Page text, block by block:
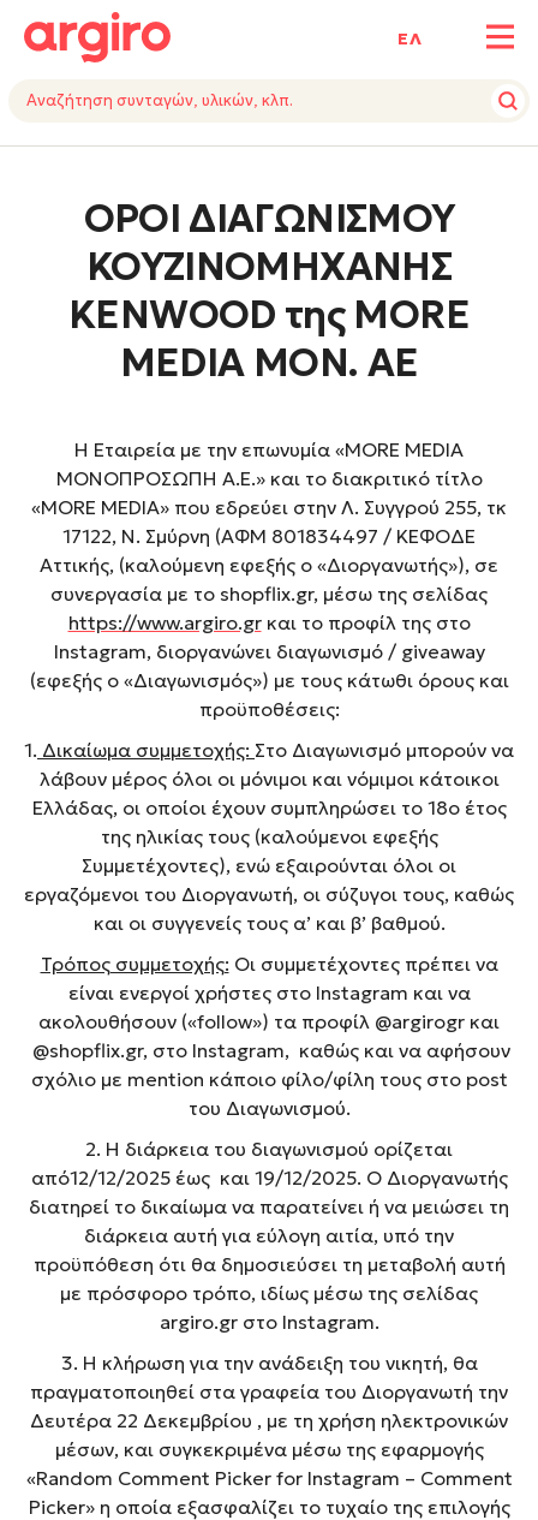
ΕΛ
ΟΡΟΙ ΔΙΑΓΩΝΙΣΜΟΥ
ΚΟΥΖΙΝΟΜΗΧΑΝΗΣ
ΚΕΝWOOD της ΜΟRE
MEDIA ΜΟΝ. AE
Η Εταιρεία με την επωνυμία «MΟRE MEDIA
ΜΟΝΟΠΡΟΣΩΠΗ Α.Ε.» και το διακριτικό τίτλο
«MΟRE MEDIA» που εδρεύει στην Λ. Συγγρού 255, τκ
17122, Ν. Σμύρνη (ΑΦΜ 801834497 / ΚΕΦΟΔΕ
Αττικής, (καλούμενη εφεξής ο «Διοργανωτής»), σε
συνεργασία με το shopflix.gr, μέσω της σελίδας
https://www.argiro.grκαι το προφίλ της στο
Instagram, διοργανώνει διαγωνισμό / giveaway
(εφεξής ο «Διαγωνισμός») με τους κάτωθι όρους και
προϋποθέσεις:
1. Δικαίωμα συμμετοχής: Στο Διαγωνισμό μπορούν να
λάβουν μέρος όλοι οι μόνιμοι και νόμιμοι κάτοικοι
Ελλάδας, οι οποίοι έχουν συμπληρώσει το 18ο έτος
της ηλικίας τους (καλούμενοι εφεξής
Συμμετέχοντες), ενώ εξαιρούνται όλοι οι
εργαζόμενοι του Διοργανωτή, οι σύζυγοι τους, καθώς
και οι συγγενείς τους α’ και β’ βαθμού.
Τρόπος συμμετοχής: Οι συμμετέχοντες πρέπει να
είναι ενεργοί χρήστες στο Instagram και να
ακολουθήσουν («follow») τα προφίλ @argirogr και
@shopflix.gr, στο Instagram, καθώς και να αφήσουν
σχόλιο με mention κάποιο φίλο/φίλη τους στο post
του Διαγωνισμού.
2. Η διάρκεια του διαγωνισμού ορίζεται
από12/12/2025 έως και 19/12/2025. Ο Διοργανωτής
διατηρεί το δικαίωμα να παρατείνει ή να μειώσει τη
διάρκεια αυτή για εύλογη αιτία, υπό την
προϋπόθεση ότι θα δημοσιεύσει τη μεταβολή αυτή
με πρόσφορο τρόπο, ιδίως μέσω της σελίδας
argiro.gr στο Instagram.
3. Η κλήρωση για την ανάδειξη του νικητή, θα
πραγματοποιηθεί στα γραφεία του Διοργανωτή την
Δευτέρα 22 Δεκεμβρίου , με τη χρήση ηλεκτρονικών
μέσων, και συγκεκριμένα μέσω της εφαρμογής
«Random Comment Picker for Instagram – Comment
Picker» η οποία εξασφαλίζει το τυχαίο της επιλογής